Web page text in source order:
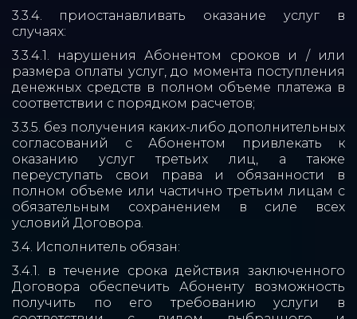
3.3.4. приостанавливать оказание услуг в
случаях:
3.3.4.1. нарушения Абонентом сроков и / или
размера оплаты услуг, до момента поступления
денежных средств в полном объеме платежа в
соответствии с порядком расчетов;
3.3.5. без получения каких-либо дополнительных
согласований с Абонентом привлекать к
оказанию услуг третьих лиц, а также
переуступать свои права и обязанности в
полном объеме или частично третьим лицам с
обязательным сохранением в силе всех
условий Договора.
3.4. Исполнитель обязан:
3.4.1. в течение срока действия заключенного
Договора обеспечить Абоненту возможность
получить по его требованию услуги в